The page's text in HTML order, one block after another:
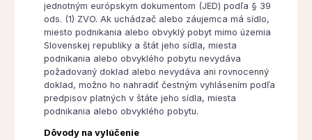
jednotným európskym dokumentom (JED) podľa § 39
ods. (1) ZVO. Ak uchádzač alebo záujemca má sídlo,
miesto podnikania alebo obvyklý pobyt mimo územia
Slovenskej republiky a štát jeho sídla, miesta
podnikania alebo obvyklého pobytu nevydáva
požadovaný doklad alebo nevydáva ani rovnocenný
doklad, možno ho nahradiť čestným vyhlásením podľa
predpisov platných v štáte jeho sídla, miesta
podnikania alebo obvyklého pobytu.
Dôvody na vylúčenie